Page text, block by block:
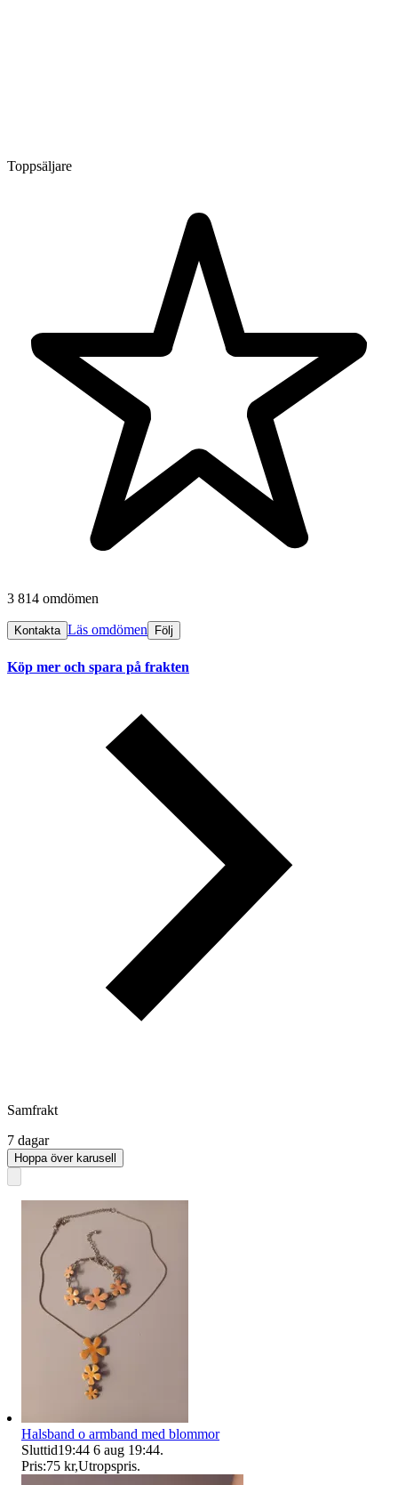
Toppsäljare
3 814 omdömen
Kontakta Läs omdömen Följ
Köp mer och spara på frakten
Samfrakt
7 dagar
Hoppa över karusell
Halsband o armband med blommor
Sluttid19:44 6 aug 19:44.
Pris:75 kr,Utropspris.